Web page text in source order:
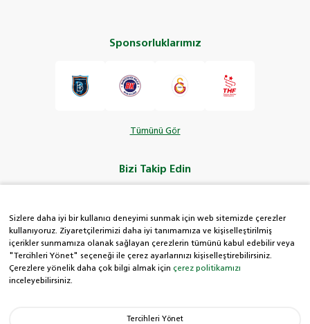
Sponsorluklarımız
Tümünü Gör
Bizi Takip Edin
HDI Kolay Hat
Sizlere daha iyi bir kullanıcı deneyimi sunmak için web sitemizde çerezler
kullanıyoruz. Ziyaretçilerimizi daha iyi tanımamıza ve kişiselleştirilmiş
içerikler sunmamıza olanak sağlayan çerezlerin tümünü kabul edebilir veya
"Tercihleri Yönet" seçeneği ile çerez ayarlarınızı kişiselleştirebilirsiniz.
Çerezlere yönelik daha çok bilgi almak içinçerez politikamızı
inceleyebilirsiniz.
Tercihleri Yönet